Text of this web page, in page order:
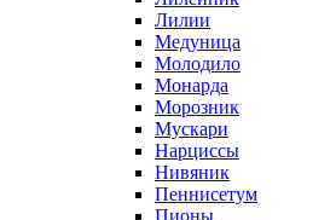
Лилии
Медуница
Молодило
Монарда
Морозник
Мускари
Нарциссы
Нивяник
Пеннисетум
Пионы